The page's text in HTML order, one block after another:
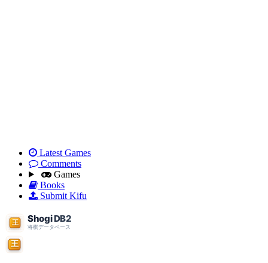
Latest Games
Comments
Games
Books
Submit Kifu